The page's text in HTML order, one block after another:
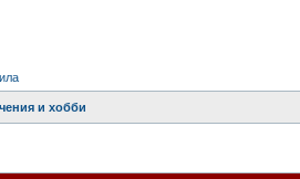
и хобби